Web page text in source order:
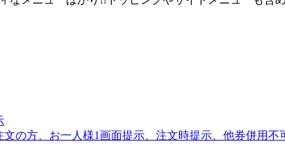
の方、お一人様1画面提示、注文時提示、他券併用不